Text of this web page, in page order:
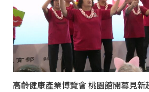
高齡健康產業博覽會 桃園館開幕見新